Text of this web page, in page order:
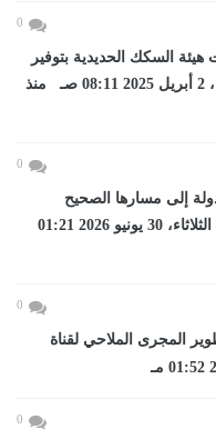
0
هيئة السكك الحديدية بتوفير
أماكن في رحلات...اليوم الأربعاء، 2 أبريل 2025 08:11 صـ منذ
0
أعادت الدولة إلى مسارها الصحيح
ورسخت دعائم الاستقرار...اليوم الثلاثاء، 30 يونيو 2026 01:21
0
المجرى الملاحي لقناة
0